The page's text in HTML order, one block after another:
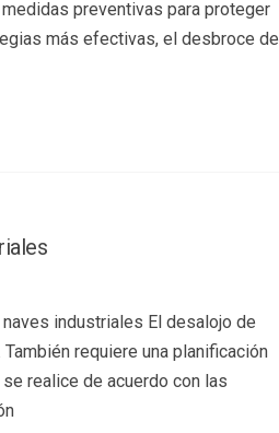
preventivas para proteger
más efectivas, el desbroce de
industriales El desalojo de
requiere una planificación
realice de acuerdo con las